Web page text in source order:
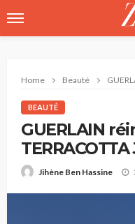
Home Beauté
BEAUTÉ
GUERLAIN
Jihène Ben Hassine